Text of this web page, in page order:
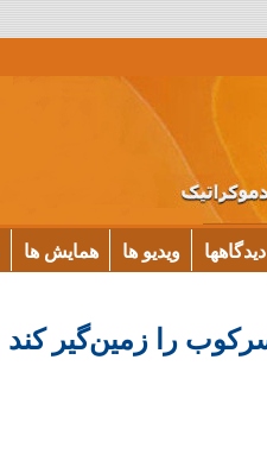
دیدگاهها ویدیو ها همایش ها
را زمین‌گیر ‌کند